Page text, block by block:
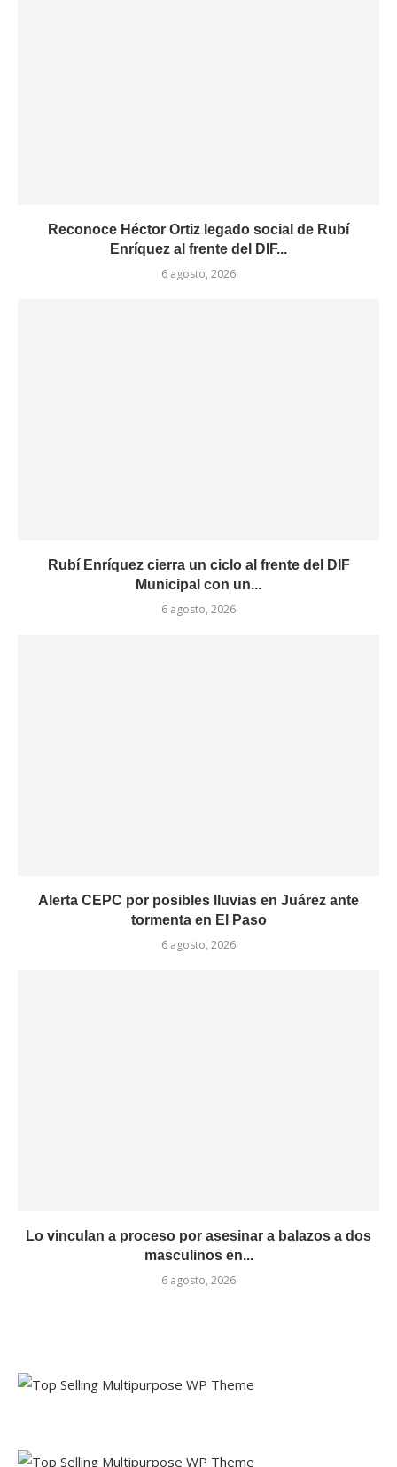
Reconoce Héctor Ortiz legado social de Rubí
Enríquez al frente del DIF...
6 agosto, 2026
Rubí Enríquez cierra un ciclo al frente del DIF
Municipal con un...
6 agosto, 2026
Alerta CEPC por posibles lluvias en Juárez ante
tormenta en El Paso
6 agosto, 2026
Lo vinculan a proceso por asesinar a balazos a dos
masculinos en...
6 agosto, 2026